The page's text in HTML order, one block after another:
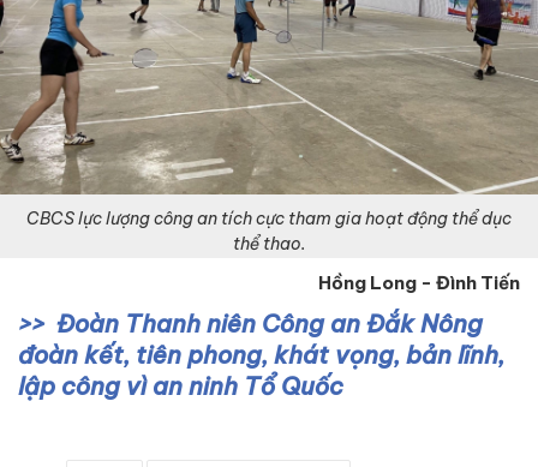
CBCS lực lượng công an tích cực tham gia hoạt động thể dục
thể thao.
Hồng Long - Đình Tiến
Đoàn Thanh niên Công an Đắk Nông
đoàn kết, tiên phong, khát vọng, bản lĩnh,
lập công vì an ninh Tổ Quốc